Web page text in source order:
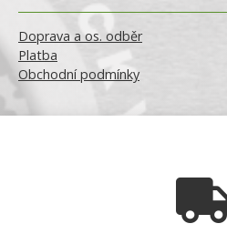
Doprava a os. odběr
Platba
Obchodní podmínky